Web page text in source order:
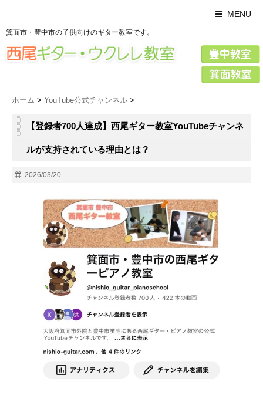
MENU
箕面市・豊中市の子供向けのギター教室です。
ホーム > YouTube公式チャンネル >
【登録者700人達成】西尾ギター教室YouTubeチャンネ
ルが支持されている理由とは？
2026/03/20